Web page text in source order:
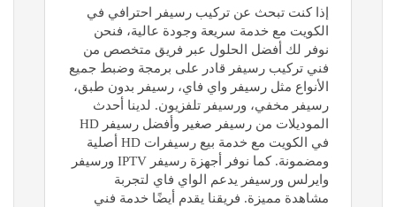
إذا كنت تبحث عن تركيب رسيفر احترافي في
الكويت مع خدمة سريعة وجودة عالية، فنحن
نوفر لك أفضل الحلول عبر فريق متخصص من
فني تركيب رسيفر قادر على برمجة وضبط جميع
الأنواع مثل رسيفر واي فاي، رسيفر بدون طبق،
رسيفر مخفي، ورسيفر تلفزيون. لدينا أحدث
الموديلات من رسيفر صغير وأفضل رسيفر HD
في الكويت مع خدمة بيع رسيفرات HD أصلية
ومضمونة. كما نوفر أجهزة رسيفر IPTV ورسيفر
وايرلس ورسيفر يدعم الواي فاي لتجربة
مشاهدة مميزة. فريقنا يقدم أيضًا خدمة فني